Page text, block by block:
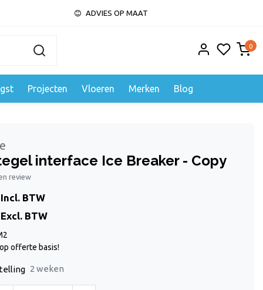
ADVIES OP MAAT
0
Projecten Vloeren Merken Blog
interface Ice Breaker - Copy
review
Incl. BTW
Excl. BTW
offerte basis!
2 weken